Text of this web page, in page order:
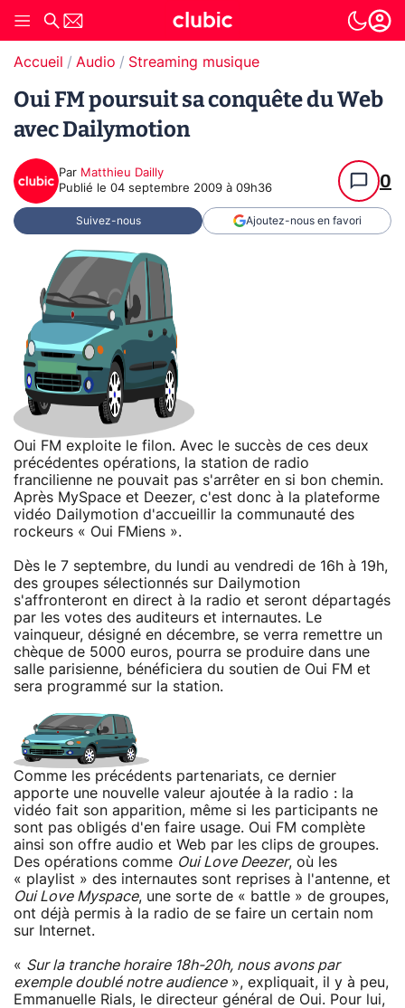
Accueil Audio Streaming musique
Oui FM poursuit sa conquête du Web
avec Dailymotion
Par Matthieu Dailly
Publié le 04 septembre 2009 à 09h36 0
Suivez-nous Ajoutez-nous en favori
Oui FM exploite le filon. Avec le succès de ces deux
précédentes opérations, la station de radio
francilienne ne pouvait pas s'arrêter en si bon chemin.
Après MySpace et Deezer, c'est donc à la plateforme
vidéo Dailymotion d'accueillir la communauté des
rockeurs « Oui FMiens ».
Dès le 7 septembre, du lundi au vendredi de 16h à 19h,
des groupes sélectionnés sur Dailymotion
s'affronteront en direct à la radio et seront départagés
par les votes des auditeurs et internautes. Le
vainqueur, désigné en décembre, se verra remettre un
chèque de 5000 euros, pourra se produire dans une
salle parisienne, bénéficiera du soutien de Oui FM et
sera programmé sur la station.
Comme les précédents partenariats, ce dernier
apporte une nouvelle valeur ajoutée à la radio : la
vidéo fait son apparition, même si les participants ne
sont pas obligés d'en faire usage. Oui FM complète
ainsi son offre audio et Web par les clips de groupes.
Des opérations comme Oui Love Deezer, où les
« playlist » des internautes sont reprises à l'antenne, et
Oui Love Myspace, une sorte de « battle » de groupes,
ont déjà permis à la radio de se faire un certain nom
sur Internet.
« Sur la tranche horaire 18h-20h, nous avons par
exemple doublé notre audience», expliquait, il y à peu,
Emmanuelle Rials, le directeur général de Oui. Pour lui,